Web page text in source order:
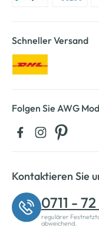
Schneller Versand
Folgen Sie AWG
Kontaktieren Sie
0711 -
regulärer
abweichend.